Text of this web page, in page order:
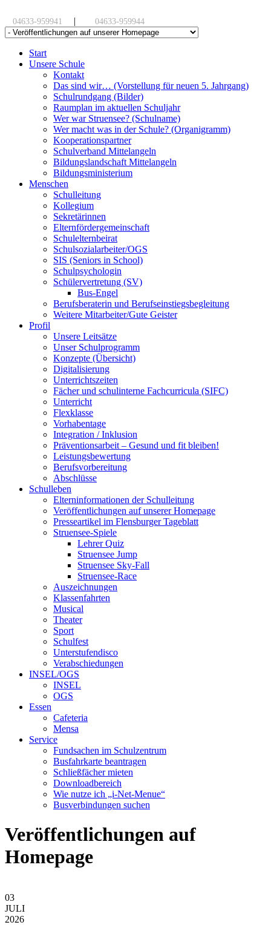
04633-959941 | 04633-959944
Start
Unsere Schule
Kontakt
Das sind wir… (Vorstellung für neuen 5. Jahrgang)
Schulrundgang (Bilder)
Raumplan im aktuellen Schuljahr
Wer war Struensee? (Schulname)
Wer macht was in der Schule? (Organigramm)
Kooperationspartner
Schulverband Mittelangeln
Bildungslandschaft Mittelangeln
Bildungsministerium
Menschen
Schulleitung
Kollegium
Sekretärinnen
Elternfördergemeinschaft
Schulelternbeirat
Schulsozialarbeiter/OGS
SIS (Seniors in School)
Schulpsychologin
Schülervertretung (SV)
Bus-Engel
Berufsberaterin und Berufseinstiegsbegleitung
Weitere Mitarbeiter/Gute Geister
Profil
Unsere Leitsätze
Unser Schulprogramm
Konzepte (Übersicht)
Digitalisierung
Unterrichtszeiten
Fächer und schulinterne Fachcurricula (SIFC)
Unterricht
Flexklasse
Vorhabentage
Integration / Inklusion
Präventionsarbeit – Gesund und fit bleiben!
Leistungsbewertung
Berufsvorbereitung
Abschlüsse
Schulleben
Elterninformationen der Schulleitung
Veröffentlichungen auf unserer Homepage
Presseartikel im Flensburger Tageblatt
Struensee-Spiele
Lehrer Quiz
Struensee Jump
Struensee Sky-Fall
Struensee-Race
Auszeichnungen
Klassenfahrten
Musical
Theater
Sport
Schulfest
Unterstufendisco
Verabschiedungen
INSEL/OGS
INSEL
OGS
Essen
Cafeteria
Mensa
Service
Fundsachen im Schulzentrum
Busfahrkarte beantragen
Schließfächer mieten
Downloadbereich
Wie nutze ich „i-Net-Menue“
Busverbindungen suchen
Veröffentlichungen auf
Homepage
03
JULI
2026